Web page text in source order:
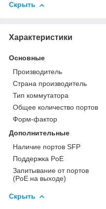
Скрыть
Характеристики
Основные
Производитель
Страна производитель
Тип коммутатора
Общее количество портов
Форм-фактор
Дополнительные
Наличие портов SFP
Поддержка PoE
Запитывание от портов
(PoE на выходе)
Скрыть